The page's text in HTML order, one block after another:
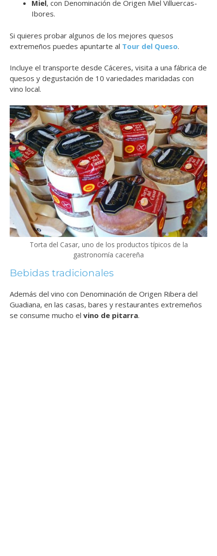
Miel, con Denominación de Origen Miel Villuercas-
Ibores.
Si quieres probar algunos de los mejores quesos
extremeños puedes apuntarte al Tour del Queso.
Incluye el transporte desde Cáceres, visita a una fábrica de
quesos y degustación de 10 variedades maridadas con
vino local.
Torta del Casar, uno de los productos típicos de la
gastronomía cacereña
Bebidas tradicionales
Además del vino con Denominación de Origen Ribera del
Guadiana, en las casas, bares y restaurantes extremeños
se consume mucho el vino de pitarra.